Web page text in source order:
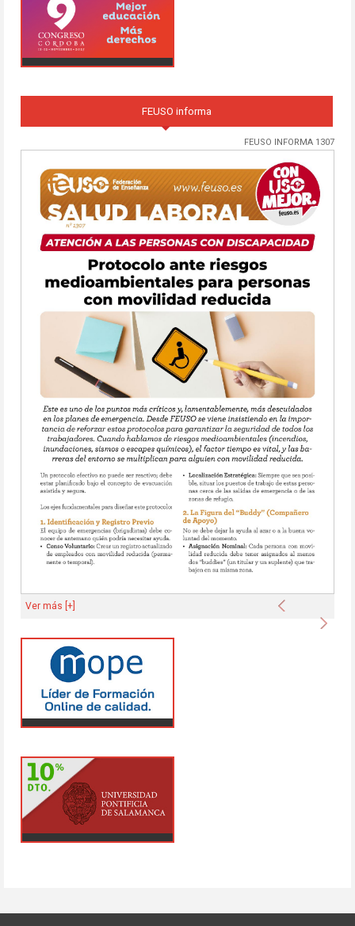
FEUSO informa
FEUSO INFORMA 1307
Anterior
Ver más [+]